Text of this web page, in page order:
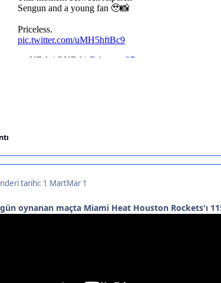
tarihi: 1 MartMar 1
oynanan maçta Miami Heat Houston Rockets'ı